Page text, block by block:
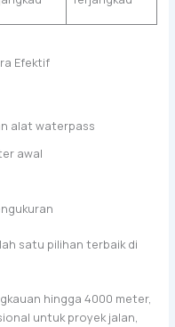
Efektif
alat waterpass
awal
satu pilihan terbaik di
hingga 4000 meter,
untuk proyek jalan,